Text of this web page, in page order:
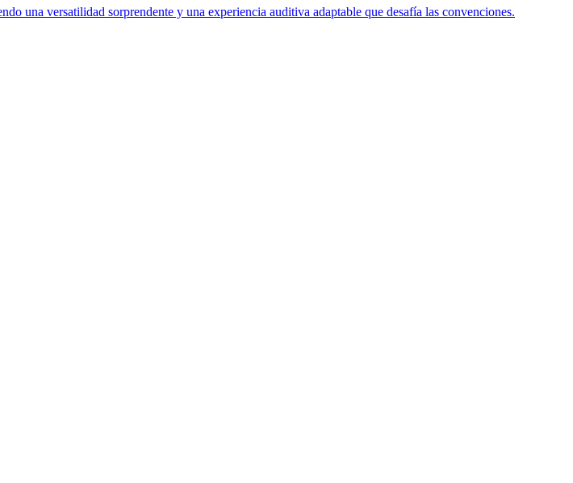
una versatilidad sorprendente y una experiencia auditiva adaptable que desafía las convenciones.